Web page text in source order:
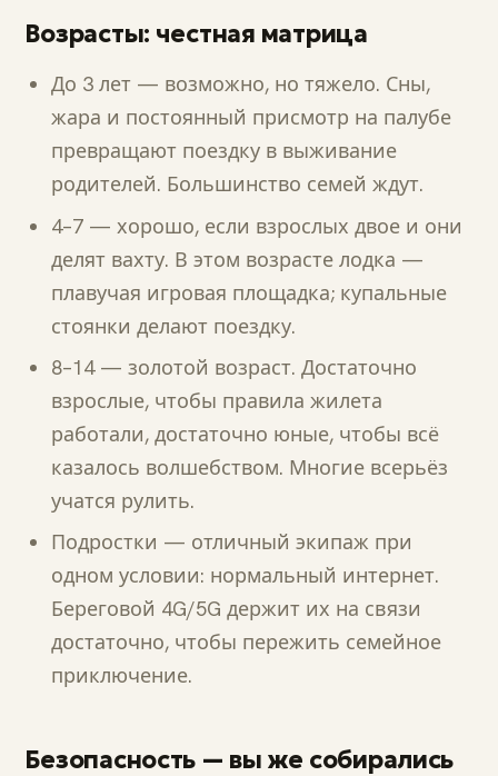
Возрасты: честная матрица
До 3 лет — возможно, но тяжело. Сны,
жара и постоянный присмотр на палубе
превращают поездку в выживание
родителей. Большинство семей ждут.
4–7 — хорошо, если взрослых двое и они
делят вахту. В этом возрасте лодка —
плавучая игровая площадка; купальные
стоянки делают поездку.
8–14 — золотой возраст. Достаточно
взрослые, чтобы правила жилета
работали, достаточно юные, чтобы всё
казалось волшебством. Многие всерьёз
учатся рулить.
Подростки — отличный экипаж при
одном условии: нормальный интернет.
Береговой 4G/5G держит их на связи
достаточно, чтобы пережить семейное
приключение.
Безопасность — вы же собирались